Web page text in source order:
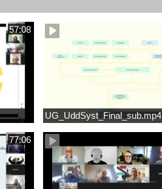
57:08
UG_UddSyst_Final_sub.mp4
77:06